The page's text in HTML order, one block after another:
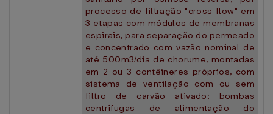
processo de filtração "cross flow" em
3 etapas com módulos de membranas
espirais, para separação do permeado
e concentrado com vazão nominal de
até 500m3/dia de chorume, montadas
em 2 ou 3 contêineres próprios, com
sistema de ventilação com ou sem
filtro de carvão ativado; bombas
centrífugas de alimentação do